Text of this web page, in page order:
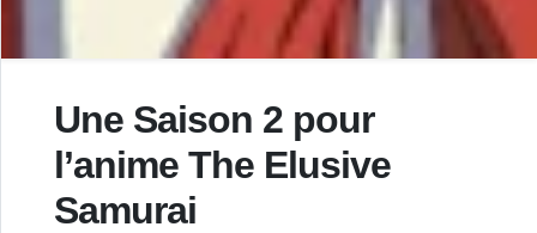
Une Saison 2 pour
l’anime The Elusive
Samurai